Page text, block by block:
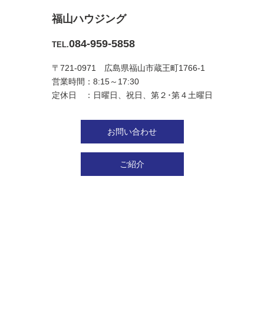
福山ハウジング
TEL.084-959-5858
〒721-0971 広島県福山市蔵王町1766-1
営業時間：8:15～17:30
定休日 ：日曜日、祝日、第２･第４土曜日
お問い合わせ
ご紹介